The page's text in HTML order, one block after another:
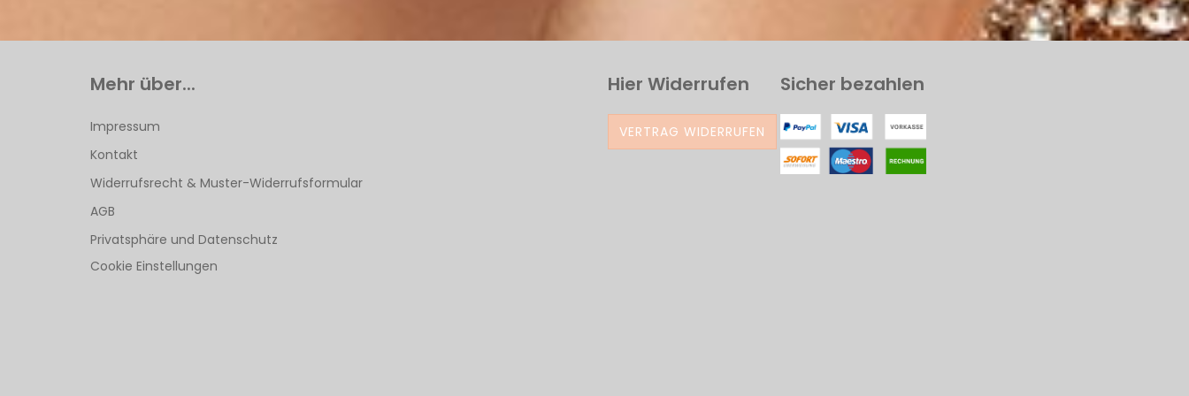
Mehr über...
Impressum
Kontakt
Widerrufsrecht & Muster-Widerrufsformular
AGB
Privatsphäre und Datenschutz
Cookie Einstellungen
Hier Widerrufen
VERTRAG WIDERRUFEN
Sicher bezahlen